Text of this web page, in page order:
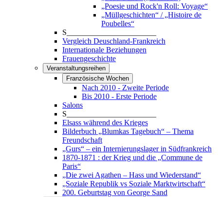
„Poesie und Rock'n Roll: Voyage“
„Müllgeschichten“ / „Histoire de
Poubelles“
S_______________________
Vergleich Deuschland-Frankreich
Internationale Beziehungen
Frauengeschichte
Veranstaltungsreihen
Französische Wochen
Nach 2010 - Zweite Periode
Bis 2010 - Erste Periode
Salons
S_______________________
Elsass während des Krieges
Bilderbuch „Blumkas Tagebuch“ – Thema
Freundschaft
„Gurs“ – ein Internierungslager in Südfrankreich
1870-1871 : der Krieg und die „Commune de
Paris“
„Die zwei Agathen – Hass und Wiederstand“
„Soziale Republik vs Soziale Marktwirtschaft“
200. Geburtstag von George Sand